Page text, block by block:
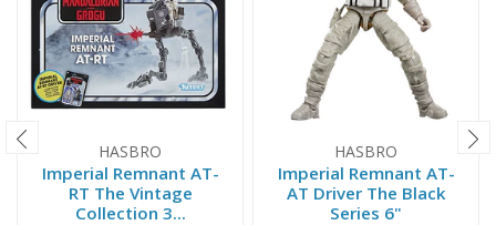
HASBRO
Imperial Remnant AT-
RT The Vintage
Collection 3...
HASBRO
Imperial Remnant AT-
AT Driver The Black
Series 6"